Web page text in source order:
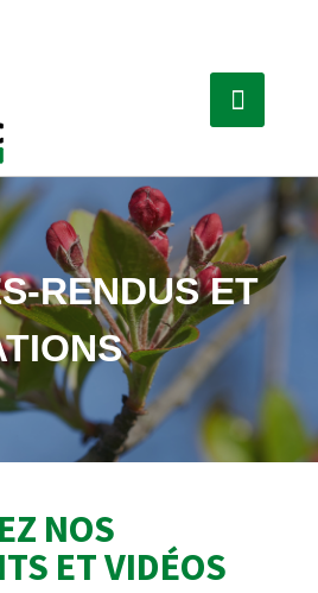
RENDUS ET
NOS
ET VIDÉOS